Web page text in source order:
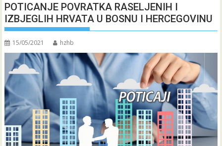
POTICANJE POVRATKA RASELJENIH I
IZBJEGLIH HRVATA U BOSNU I HERCEGOVINU
15/05/2021 hzhb